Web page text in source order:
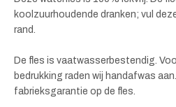
koolzuurhoudende dranken; vul
rand.
De fles is vaatwasserbestendig.
bedrukking raden wij handafwas
fabrieksgarantie op de fles.